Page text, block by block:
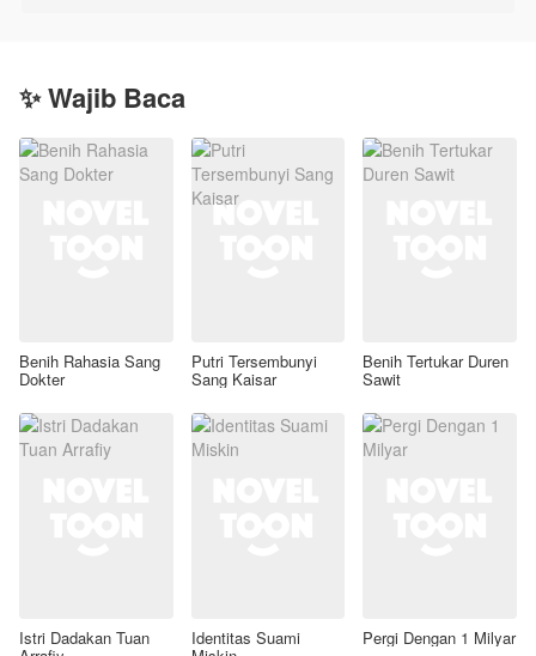
✨ Wajib Baca
Benih Rahasia Sang
Dokter
Putri Tersembunyi
Sang Kaisar
Benih Tertukar Duren
Sawit
Istri Dadakan Tuan Identitas Suami Pergi Dengan 1 Milyar